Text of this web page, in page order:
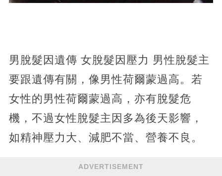
男脫髮因遺傳 女脫髮因壓力 男性脫髮主
要跟遺傳有關，像男性荷爾蒙過高。若
女性的男性荷爾蒙過高，亦有脫髮危
機，不過女性脫髮主因多為後天影響，
如精神壓力大、減肥不當、營養不良。
ADVERTISEMENT